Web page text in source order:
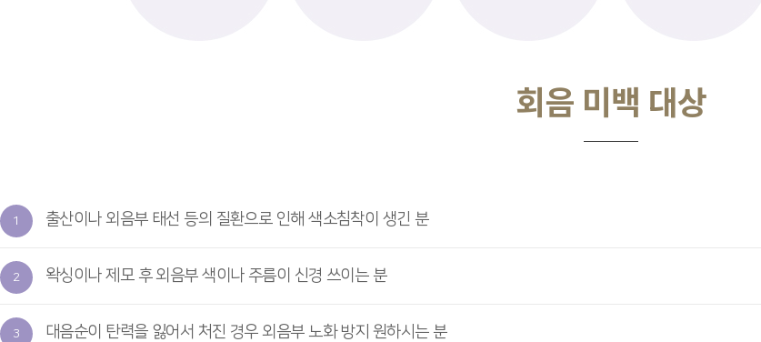
회음 미백 대상
1 출산이나 외음부 태선 등의 질환으로 인해 색소침착이 생긴 분
2 왁싱이나 제모 후 외음부 색이나 주름이 신경 쓰이는 분
3 대음순이 탄력을 잃어서 처진 경우 외음부 노화 방지 원하시는 분